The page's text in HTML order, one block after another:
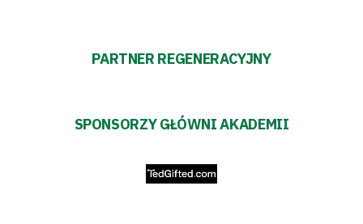
PARTNER REGENERACYJNY
SPONSORZY GŁÓWNI AKADEMII